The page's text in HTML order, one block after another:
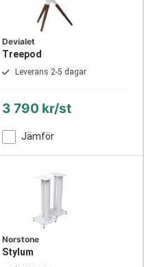
Devialet
Treepod
Leverans 2-5 dagar
3 790 kr/st
Jämför
Norstone
Stylum